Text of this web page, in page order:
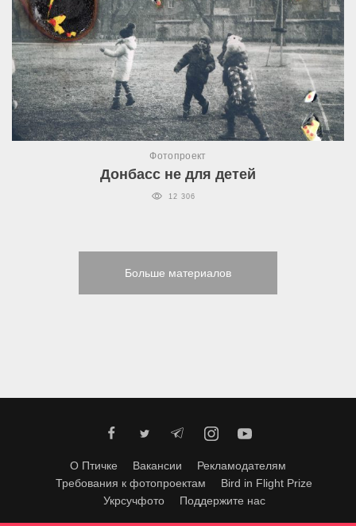
Фотопроект
Донбасс не для детей
12 306
Больше материалов
О Птичке Вакансии
Рекламодателям
Требования к фотопроектам
Bird in Flight Prize
Укрсучфото
Поддержите нас